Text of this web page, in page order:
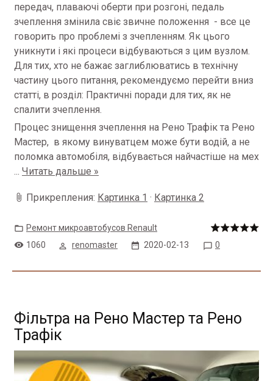
передач, плаваючі оберти при розгоні, педаль
зчеплення змінила свіє звичне положення - все це
говорить про проблемі з зчепленням. Як цього
уникнути і які процеси відбуваються з цим вузлом.
Для тих, хто не бажає заглиблюватись в технічну
частину цього питання, рекомендуємо перейти вниз
статті, в розділ: Практичні поради для тих, як не
спалити зчеплення.
Процес знищення зчеплення на Рено Трафік та Рено
Мастер, в якому винуватцем може бути водій, а не
поломка автомобіля, відбувається найчастіше на мех
... Читать дальше »
Прикрепления: Картинка 1 · Картинка 2
Ремонт микроавтобусов Renault
1060
renomaster 2020-02-13 0
Фільтра на Рено Мастер та Рено
Трафік